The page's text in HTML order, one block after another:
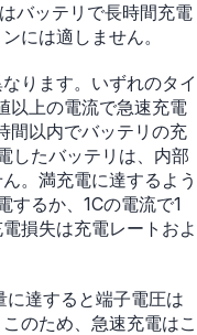
バッテリで長時間充電
には適しません。
ります。いずれのタイ
以上の電流で急速充電
間以内でバッテリの充
したバッテリは、内部
。満充電に達するよう
するか、1Cの電流で1
損失は充電レートおよ
達すると端子電圧は
のため、急速充電はこ